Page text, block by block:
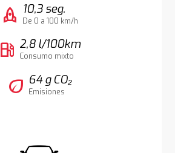
rocket 10,3 seg.
De 0 a 100 km/h
local_gas_station 2,8 l/100km
Consumo mixto
eco 64 g CO₂
Emisiones